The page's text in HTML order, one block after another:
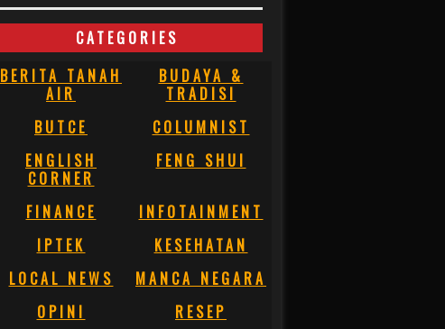
CATEGORIES
BERITA TANAH
AIR
BUDAYA &
TRADISI
BUTCE
COLUMNIST
ENGLISH
CORNER
FENG SHUI
FINANCE
INFOTAINMENT
IPTEK
KESEHATAN
LOCAL NEWS
MANCA NEGARA
OPINI
RESEP